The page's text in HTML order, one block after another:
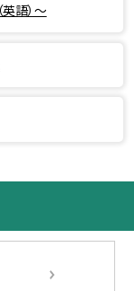
語）～